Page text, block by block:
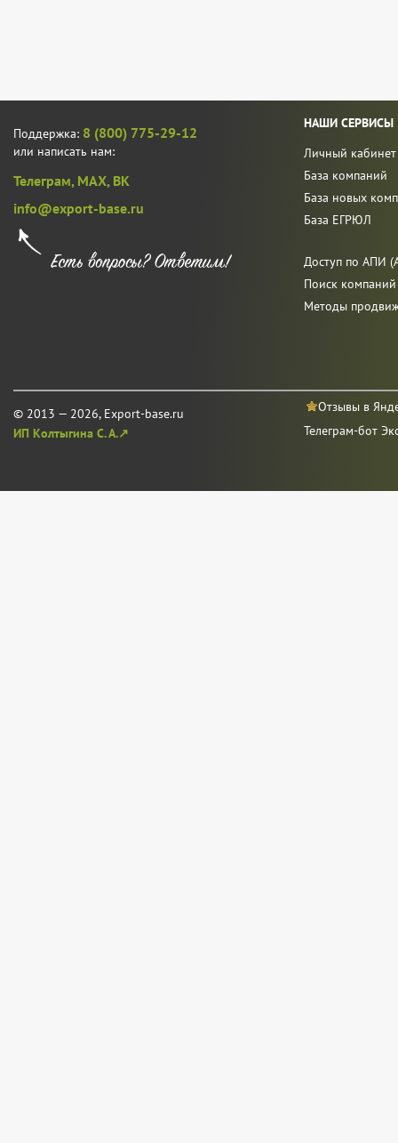
Поддержка: 8 (800) 775-29-12
или написать нам:
Телеграм, MAX, ВК
info@export-base.ru
© 2013 — 2026, Export-base.ru
ИП Колтыгина С. А.↗
НАШИ СЕРВИСЫ
Личный кабинет
База компаний
База новых
База ЕГРЮЛ
Доступ по АПИ
Поиск
Методы
Отзывы в
Телеграм-бот